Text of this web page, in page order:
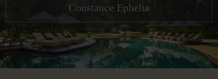
Constance Ephelia